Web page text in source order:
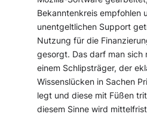
Bekanntenkreis empfohlen
unentgeltlichen Support
Nutzung für die
gesorgt. Das darf man
einem Schlipsträger, der
Wissenslücken in Sachen
legt und diese mit Füßen
diesem Sinne wird